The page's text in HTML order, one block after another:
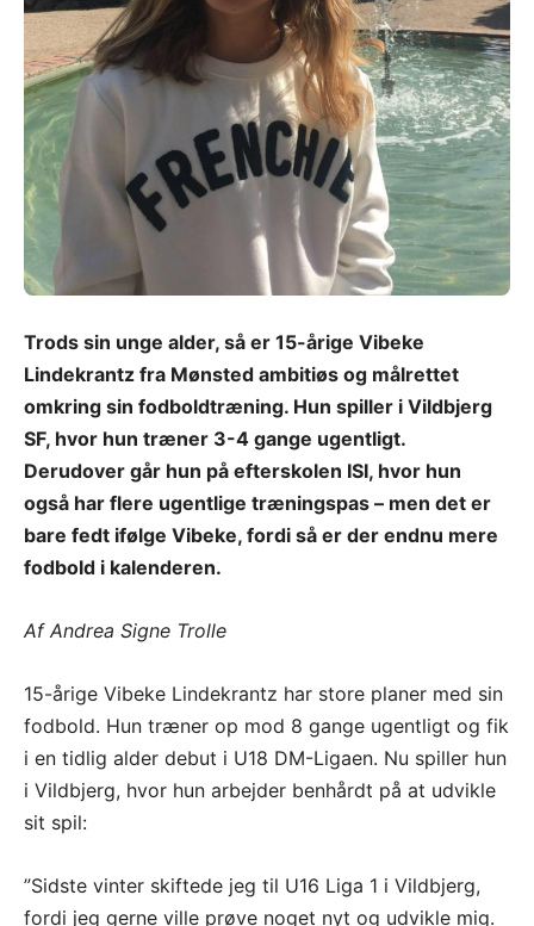
Trods sin unge alder, så er 15-årige Vibeke
Lindekrantz fra Mønsted ambitiøs og målrettet
omkring sin fodboldtræning. Hun spiller i Vildbjerg
SF, hvor hun træner 3-4 gange ugentligt.
Derudover går hun på efterskolen ISI, hvor hun
også har flere ugentlige træningspas – men det er
bare fedt ifølge Vibeke, fordi så er der endnu mere
fodbold i kalenderen.
Af Andrea Signe Trolle
15-årige Vibeke Lindekrantz har store planer med sin
fodbold. Hun træner op mod 8 gange ugentligt og fik
i en tidlig alder debut i U18 DM-Ligaen. Nu spiller hun
i Vildbjerg, hvor hun arbejder benhårdt på at udvikle
sit spil:
”Sidste vinter skiftede jeg til U16 Liga 1 i Vildbjerg,
fordi jeg gerne ville prøve noget nyt og udvikle mig.